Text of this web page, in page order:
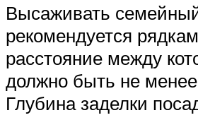
Высаживать
рекомендуется
расстояние между
должно быть не
Глубина заделки